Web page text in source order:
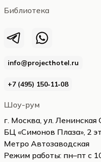
info@projecthotel.ru
+7 (495) 150‑11‑08
Шоу-рум
г. Москва, ул. Ленинская
БЦ «Симонов Плаза», 2
Метро Автозаводская
Режим работы: пн–пт с
Библиотека